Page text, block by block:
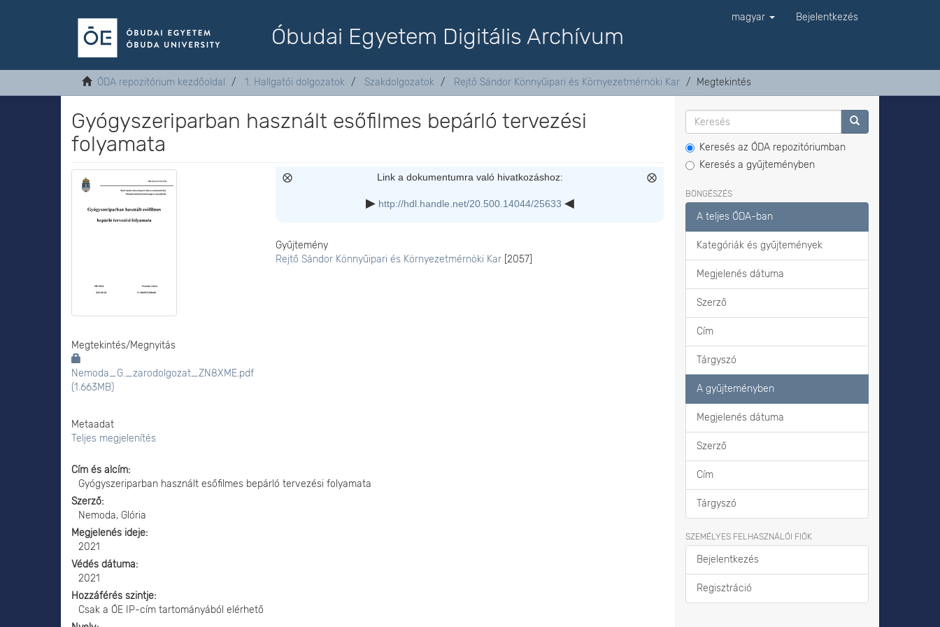
Óbudai Egyetem Digitális Archívum
magyar Bejelentkezés
ÓDA repozitórium kezdőoldal 1. Hallgatói dolgozatok Szakdolgozatok Rejtő Sándor Könnyűipari és Környezetmérnöki Kar Megtekintés
Gyógyszeriparban használt esőfilmes bepárló tervezési
folyamata
Megtekintés/Megnyitás
Nemoda_G._zarodolgozat_ZN8XME.pdf
(1.663MB)
Metaadat
Teljes megjelenítés
Link a dokumentumra való hivatkozáshoz:
http://hdl.handle.net/20.500.14044/25633
Gyűjtemény
Rejtő Sándor Könnyűipari és Környezetmérnöki Kar [2057]
Cím és alcím
Gyógyszeriparban használt esőfilmes bepárló tervezési folyamata
Szerző
Nemoda, Glória
Megjelenés ideje
2021
Védés dátuma
2021
Hozzáférés szintje
Csak a ÓE IP-cím tartományából elérhető
Keresés az ÓDA repozitóriumban
Keresés a gyűjteményben
BÖNGÉSZÉS
A teljes ÓDA-ban
Kategóriák és gyűjtemények
Megjelenés dátuma
Szerző
Cím
Tárgyszó
A gyűjteményben
Megjelenés dátuma
Szerző
Cím
Tárgyszó
SZEMÉLYES FELHASZNÁLÓI FIÓK
Bejelentkezés
Regisztráció